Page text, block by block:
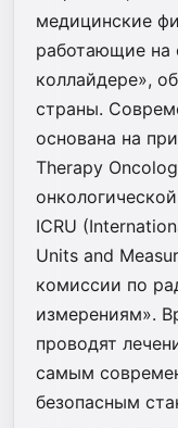
медицинские
работающие на
коллайдере»,
страны.
основана на
Therapy
ICRU
Units and
комиссии по
измерениям».
проводят
самым
безопасным